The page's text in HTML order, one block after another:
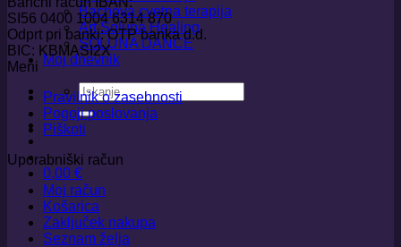
Bachova cvetna terapija
Art Soluna Healing
SOLUNA DANCE
Moj dnevnik
Išči:
0,00 €
SI56 0400 1004 6314 870
Odprt pri banki: OTP banka d.d.
BIC: KBMASI2X
Meni
Pravilnik o zasebnosti
Pogoji poslovanja
Piškoti
Uporabniški račun
Moj račun
Košarica
Zaključek nakupa
Seznam želja